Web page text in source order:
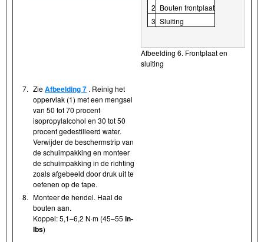
2 Bouten frontplaat
3 Sluiting
Afbeelding 6. Frontplaat en
sluiting
7. ZieAfbeelding 7 . Reinig het
oppervlak (1) met een mengsel
van 50 tot 70 procent
isopropylalcohol en 30 tot 50
procent gedestilleerd water.
Verwijder de beschermstrip van
de schuimpakking en monteer
de schuimpakking in de richting
zoals afgebeeld door druk uit te
oefenen op de tape.
8. Monteer de hendel. Haal de
bouten aan.
Koppel: 5,1–6,2 N·m (45–55 in-
lbs)